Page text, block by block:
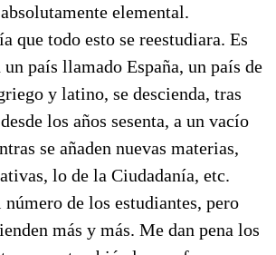
elemental.
que todo esto se reestudiara. Es
un país llamado España, un país de
y latino, se descienda, tras
los años sesenta, a un vacío
se añaden nuevas materias,
lo de la Ciudadanía, etc.
de los estudiantes, pero
más y más. Me dan pena los